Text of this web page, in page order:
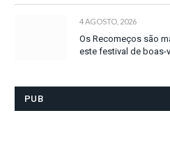
4 AGOSTO, 2026
Os Recomeços são
este festival de boas-
PUB